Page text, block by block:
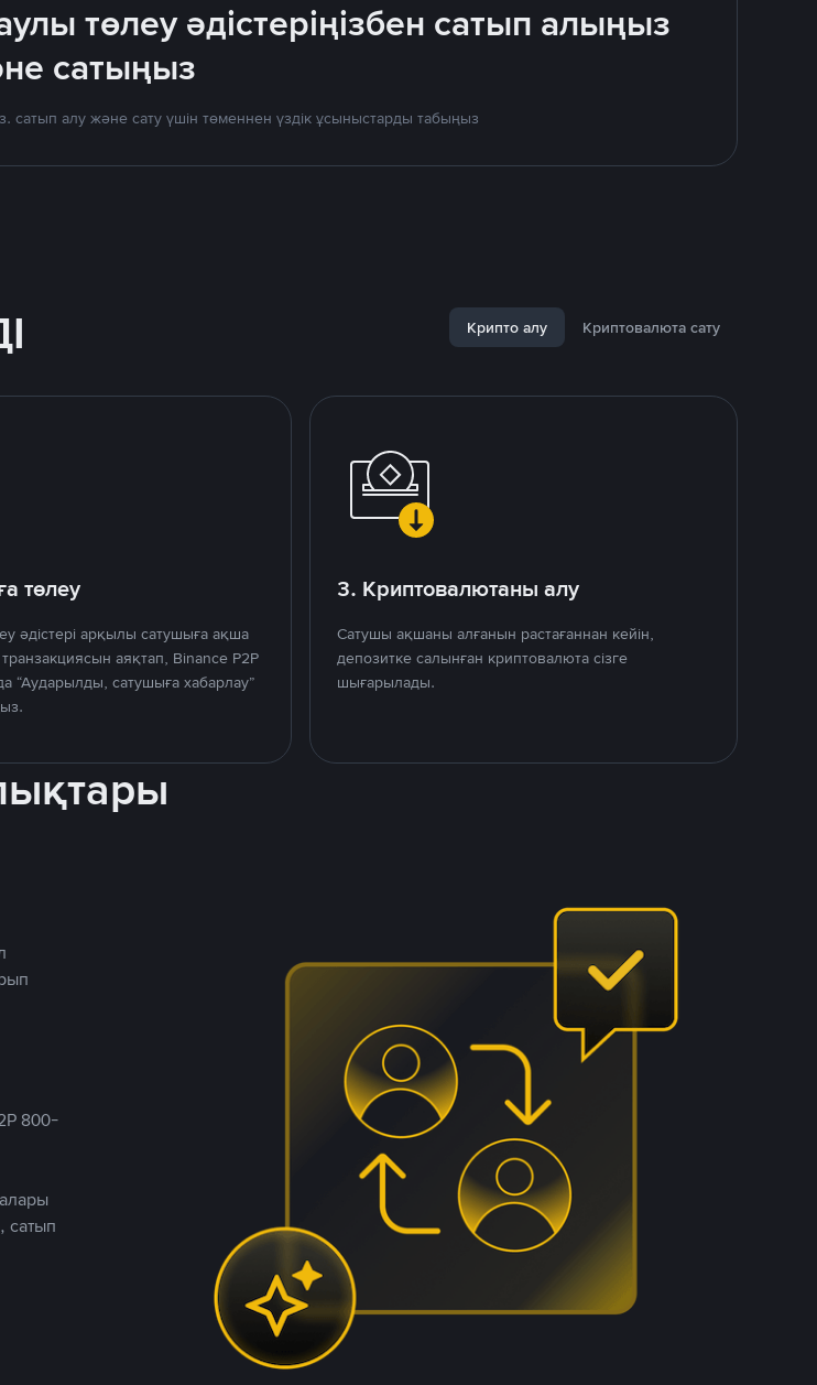
төлеу әдістеріңізбен сатып алыңыз
сатыңыз
сатып алу және сату үшін төменнен үздік ұсыныстарды табыңыз
Крипто алу Криптовалюта сату
төлеу
әдістері арқылы сатушыға ақша
транзакциясын аяқтап, Binance P2P
“Аударылды, сатушыға хабарлау”
3. Криптовалютаны алу
Сатушы ақшаны алғанын растағаннан кейін,
депозитке салынған криптовалюта сізге
шығарылады.
800-
сатып